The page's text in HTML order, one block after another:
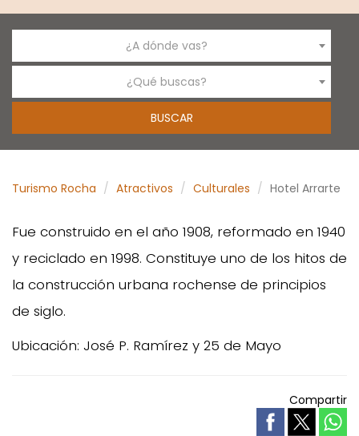
¿A dónde vas?
¿Qué buscas?
Turismo Rocha Atractivos Culturales Hotel Arrarte
Fue construido en el año 1908, reformado en 1940
y reciclado en 1998. Constituye uno de los hitos de
la construcción urbana rochense de principios
de siglo.
Ubicación: José P. Ramírez y 25 de Mayo
Compartir